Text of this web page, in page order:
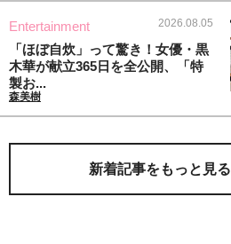
Entertainment 2026.08.05
「ほぼ自炊」って驚き！女優・黒
木華が献立365日を全公開、「特
製お...
森美樹
新着記事をもっと見る